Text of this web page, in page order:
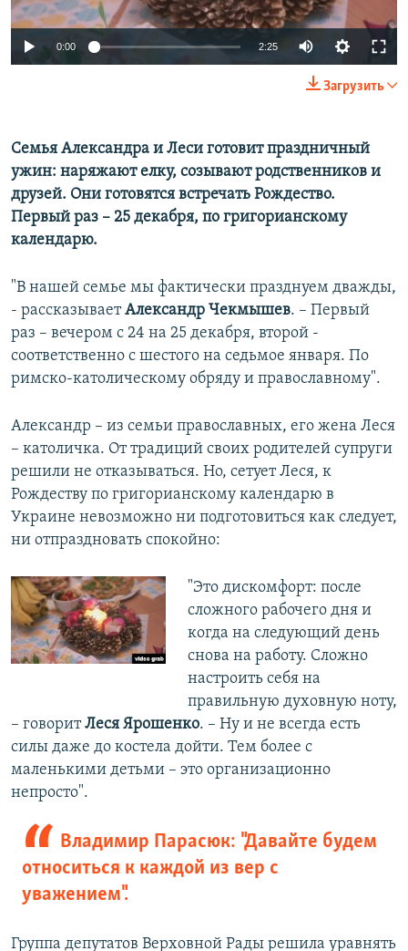
ПОБЕДИТЕЛЕЙ НЕ СУДЯТ?
КРЫМ.НЕПОКОРЕННЫЙ
ПРИСОЕДИНЯЙТЕСЬ!
Все сайты RFE/RL
0:00 2:25
Загрузить
Семья Александра и Леси готовит праздничный
ужин: наряжают елку, созывают родственников и
друзей. Они готовятся встречать Рождество.
Первый раз –​ 25 декабря, по григорианскому
календарю.
"В нашей семье мы фактически празднуем дважды,
- рассказываетАлександр Чекмышев. – Первый
раз – вечером с 24 на 25 декабря, второй -
соответственно с шестого на седьмое января. По
римско-католическому обряду и православному".
Александр – из семьи православных, его жена Леся
– католичка. От традиций своих родителей супруги
решили не отказываться. Но, сетует Леся, к
Рождеству по григорианскому календарю в
Украине невозможно ни подготовиться как следует,
ни отпраздновать спокойно:
"Это дискомфорт: после
сложного рабочего дня и
когда на следующий день
снова на работу. Сложно
настроить себя на
правильную духовную ноту,
– говоритЛеся Ярошенко. – Ну и не всегда есть
силы даже до костела дойти. Тем более с
маленькими детьми – это организационно
непросто".
Владимир Парасюк: "Давайте будем
относиться к каждой из вер с
уважением".
Группа депутатов Верховной Рады решила уравнять